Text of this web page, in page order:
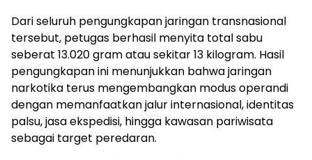
Dari seluruh pengungkapan jaringan transnasional
tersebut, petugas berhasil menyita total sabu
seberat 13.020 gram atau sekitar 13 kilogram. Hasil
pengungkapan ini menunjukkan bahwa jaringan
narkotika terus mengembangkan modus operandi
dengan memanfaatkan jalur internasional, identitas
palsu, jasa ekspedisi, hingga kawasan pariwisata
sebagai target peredaran.